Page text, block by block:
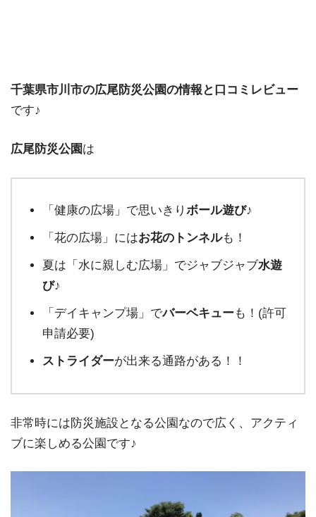
千葉県市川市の広尾防災公園の情報と口コミレビュー
です♪
広尾防災公園は
「健康の広場」で思いきり ボール遊び♪
「花の広場」にはお花のトンネルも！
夏は「水に親しむ広場」でジャブジャブ水遊
び♪
「デイキャンプ場」でバーベキューも！(許可
申請必要)
ストライダーが出来る通路がある！！
非常時には防災施設となる公園なので広く、アクティ
ブに楽しめる公園です♪